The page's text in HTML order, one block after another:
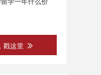
戳这里